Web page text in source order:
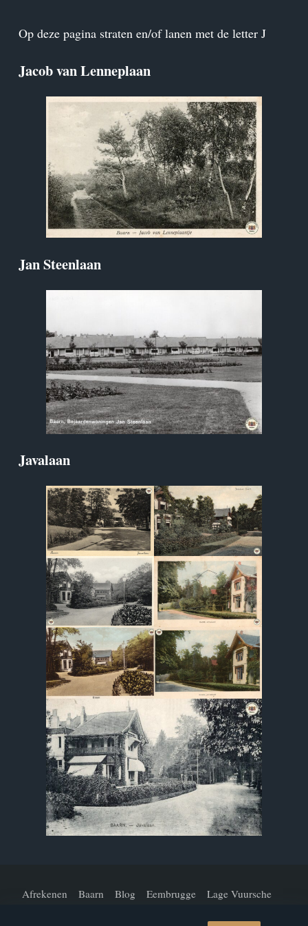
Op deze pagina straten en/of lanen met de letter J
Jacob van Lenneplaan
Jan Steenlaan
Javalaan
Afrekenen Baarn Blog Eembrugge
Lage Vuursche
Straten En Lanen Welkom!